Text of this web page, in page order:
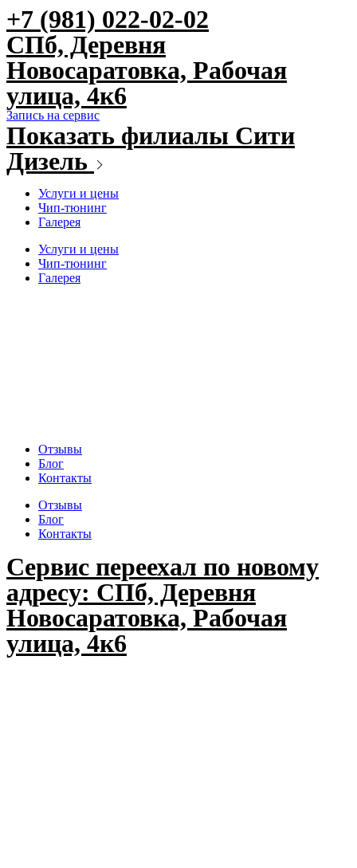
Перейти
к
содержимому
+7 (981) 022-02-02
СПб, Деревня
Новосаратовка, Рабочая
улица, 4к6
Запись на сервис
Показать филиалы Сити
Дизель
Услуги и цены
Чип-тюнинг
Галерея
Услуги и цены
Чип-тюнинг
Галерея
Отзывы
Блог
Контакты
Отзывы
Блог
Контакты
Сервис переехал по новому
адресу: СПб, Деревня
Новосаратовка, Рабочая
улица, 4к6